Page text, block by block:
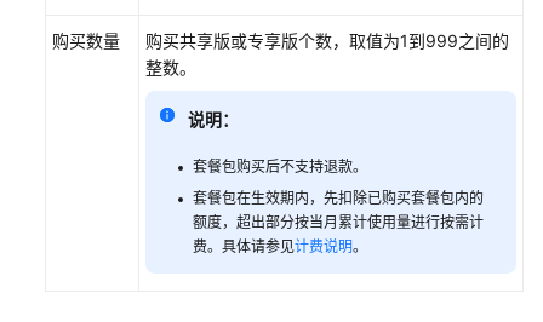
术
购买数量
购买共享版或专享版个数，取值为1到999之间的
整数。
说明：
套餐包购买后不支持退款。
套餐包在生效期内，先扣除已购买套餐包内的
额度，超出部分按当月累计使用量进行按需计
费。具体请参见计费说明。